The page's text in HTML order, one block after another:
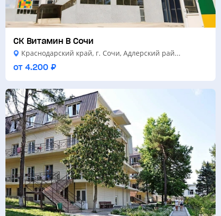
СК Витамин В Сочи
Краснодарский край, г. Сочи, Адлерский рай...
от 4.200 ₽